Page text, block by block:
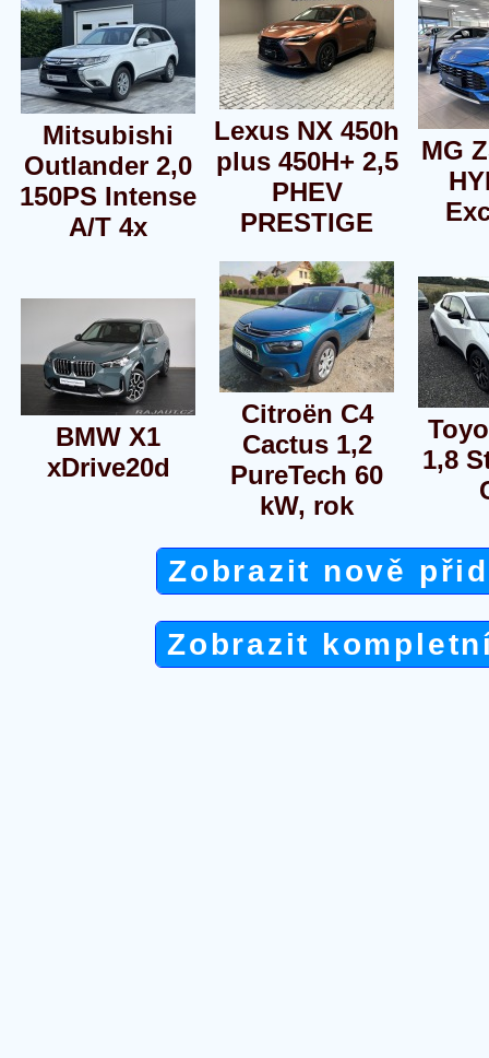
Mitsubishi
Outlander 2,0
150PS Intense
A/T 4x
Lexus NX 450h
plus 450H+ 2,5
PHEV
PRESTIGE
MG
BMW X1
xDrive20d
Citroën C4
Cactus 1,2
PureTech 60
kW, rok
1,8
Zobrazit nově
Zobrazit